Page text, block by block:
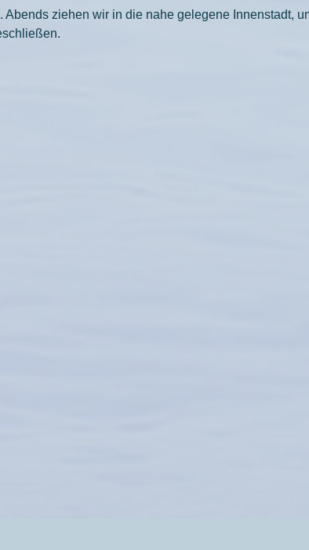
ziehen wir in die nahe gelegene Innenstadt,